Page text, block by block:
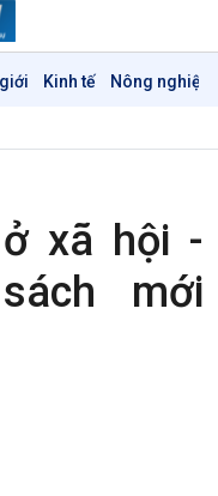
Kinh tế Nông nghiệp
xã hội -
mới